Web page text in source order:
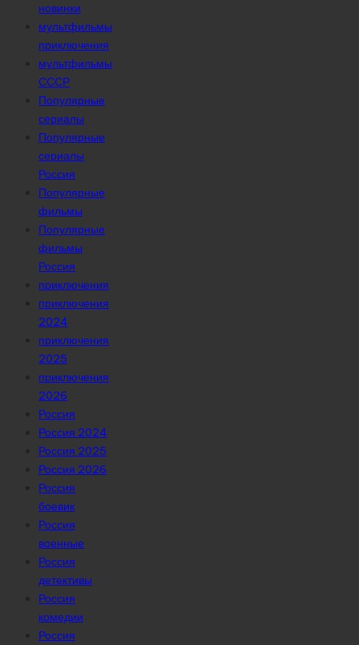
новинки
мультфильмы
приключения
мультфильмы
СССР
Популярные
сериалы
Популярные
сериалы
Россия
Популярные
фильмы
Популярные
фильмы
Россия
приключения
приключения
2024
приключения
2025
приключения
2026
Россия
Россия 2024
Россия 2025
Россия 2026
Россия
боевик
Россия
военные
Россия
детективы
Россия
комедии
Россия